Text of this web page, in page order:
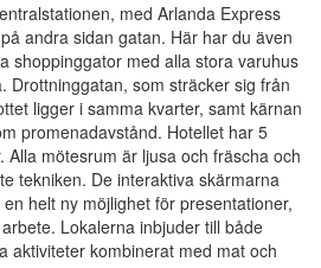
med Arlanda Express
andra sidan gatan. Här har du även
shoppinggator med alla stora varuhus
Drottninggatan, som sträcker sig från
ligger i samma kvarter, samt kärnan
promenadavstånd. Hotellet har 5
Alla mötesrum är ljusa och fräscha och
tekniken. De interaktiva skärmarna
helt ny möjlighet för presentationer,
Lokalerna inbjuder till både
aktiviteter kombinerat med mat och